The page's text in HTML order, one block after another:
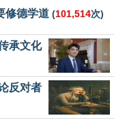
修德学道 (101,514次)
承文化
反对者